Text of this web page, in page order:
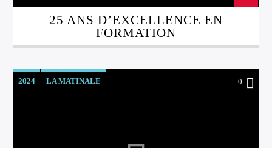
25 ANS D’EXCELLENCE EN
FORMATION
2024 LA MATINALE 0